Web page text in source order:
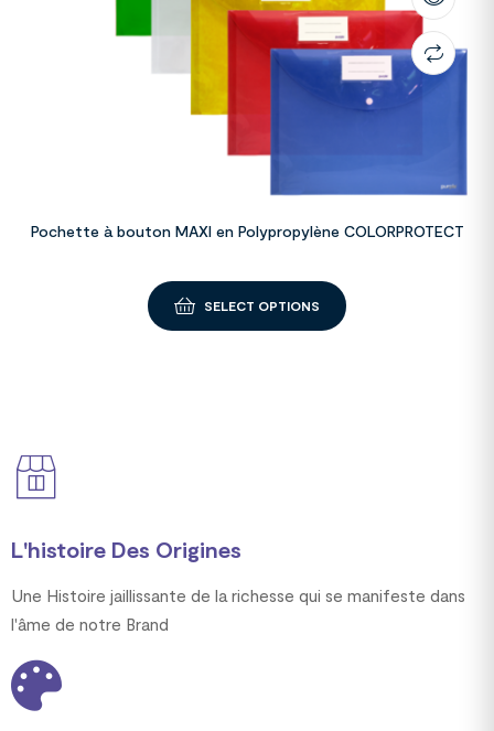
Pochette à bouton MAXI en Polypropylène COLORPROTECT
SELECT OPTIONS
L'histoire Des Origines
Une Histoire jaillissante de la richesse qui se manifeste dans
l'âme de notre Brand